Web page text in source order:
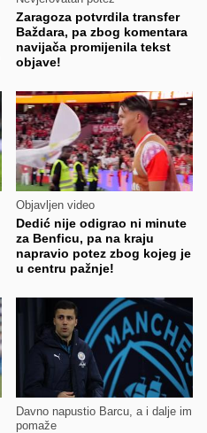
Zaragoza potvrdila transfer
Baždara, pa zbog komentara
navijača promijenila tekst
objave!
Objavljen video
Dedić nije odigrao ni minute
za Benficu, pa na kraju
napravio potez zbog kojeg je
u centru pažnje!
Davno napustio Barcu, a i dalje im
pomaže